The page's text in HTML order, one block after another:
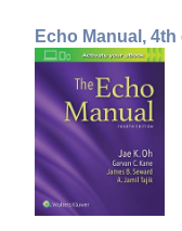
Echo Manual, 4th